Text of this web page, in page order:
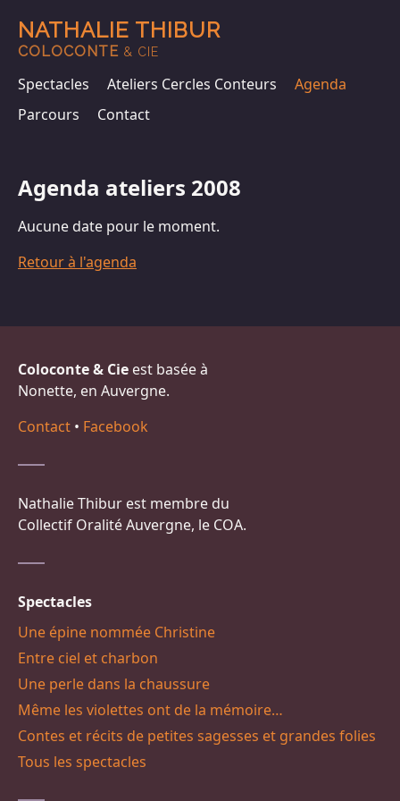
NATHALIE THIBUR
COLOCONTE & CIE
Spectacles Ateliers Cercles Conteurs
Agenda
Parcours
Contact
Agenda ateliers 2008
Aucune date pour le moment.
Retour à l'agenda
Coloconte & Cie est basée à
Nonette, en Auvergne.
Contact • Facebook
Nathalie Thibur est membre du
Collectif Oralité Auvergne, le COA.
Spectacles
Une épine nommée Christine
Entre ciel et charbon
Une perle dans la chaussure
Même les violettes ont de la mémoire…
Contes et récits de petites sagesses et grandes folies
Tous les spectacles